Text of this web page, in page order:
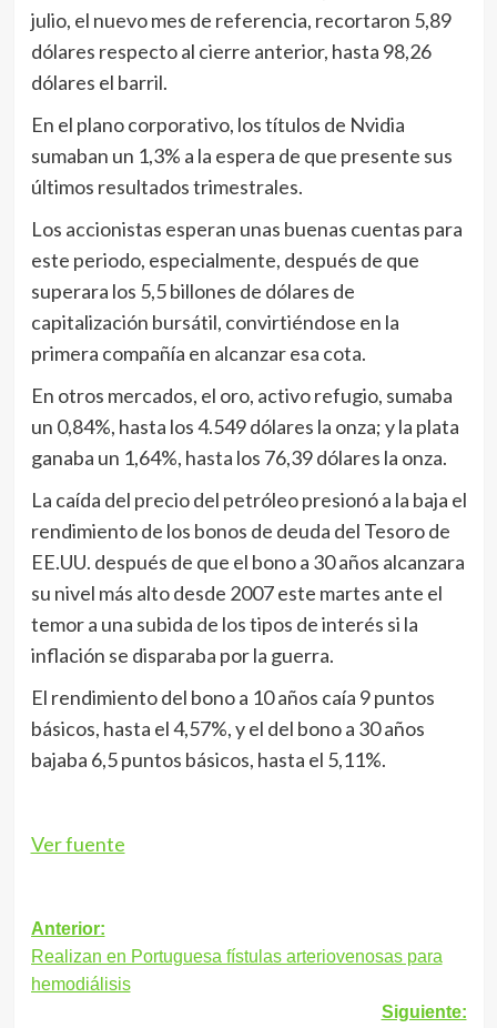
julio, el nuevo mes de referencia, recortaron 5,89
dólares respecto al cierre anterior, hasta 98,26
dólares el barril.
En el plano corporativo, los títulos de Nvidia
sumaban un 1,3% a la espera de que presente sus
últimos resultados trimestrales.
Los accionistas esperan unas buenas cuentas para
este periodo, especialmente, después de que
superara los 5,5 billones de dólares de
capitalización bursátil, convirtiéndose en la
primera compañía en alcanzar esa cota.
En otros mercados, el oro, activo refugio, sumaba
un 0,84%, hasta los 4.549 dólares la onza; y la plata
ganaba un 1,64%, hasta los 76,39 dólares la onza.
La caída del precio del petróleo presionó a la baja el
rendimiento de los bonos de deuda del Tesoro de
EE.UU. después de que el bono a 30 años alcanzara
su nivel más alto desde 2007 este martes ante el
temor a una subida de los tipos de interés si la
inflación se disparaba por la guerra.
El rendimiento del bono a 10 años caía 9 puntos
básicos, hasta el 4,57%, y el del bono a 30 años
bajaba 6,5 puntos básicos, hasta el 5,11%.
Ver fuente
Navegación
de
entradas
Anterior:
Realizan en Portuguesa fístulas arteriovenosas para
hemodiálisis
Siguiente: